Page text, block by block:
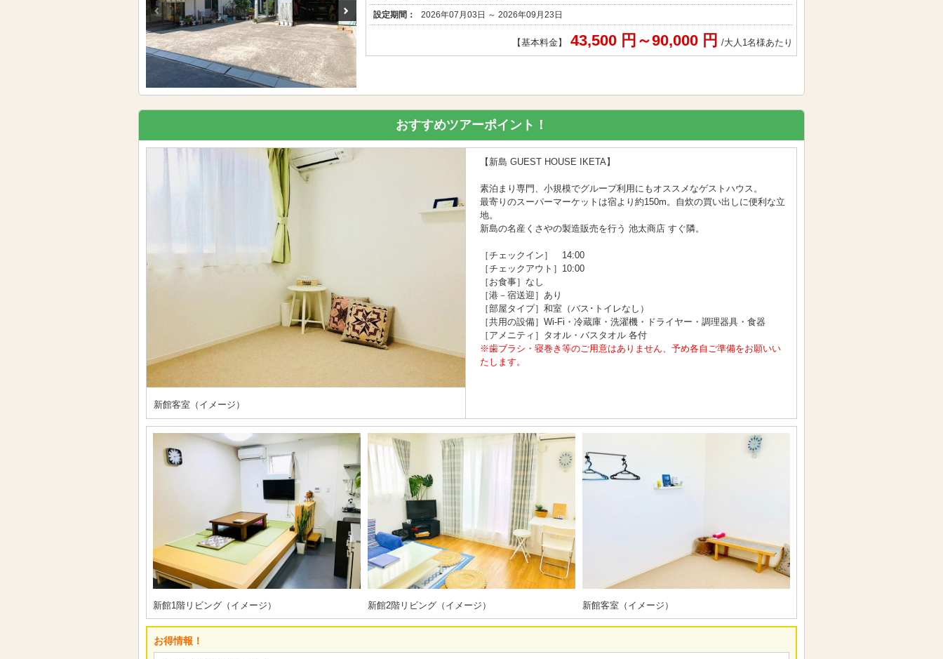
設定期間： 2026年07月03日 ～ 2026年09月23日
【基本料金】 43,500 円～90,000 円 /大人1名様あたり
おすすめツアーポイント！
新館客室（イメージ）
【新島 GUEST HOUSE IKETA】
素泊まり専門、小規模でグループ利用にもオススメなゲストハウス。
最寄りのスーパーマーケットは宿より約150m。自炊の買い出しに便利な立
地。
新島の名産くさやの製造販売を行う 池太商店 すぐ隣。
［チェックイン］ 14:00
［チェックアウト］10:00
［お食事］なし
［港－宿送迎］あり
［部屋タイプ］和室（バス･トイレなし）
［共用の設備］Wi-Fi・冷蔵庫・洗濯機・ドライヤー・調理器具・食器
［アメニティ］タオル・バスタオル 各付
※歯ブラシ・寝巻き等のご用意はありません、予め各自ご準備をお願いい
たします。
新館1階リビング（イメージ） 新館2階リビング（イメージ） 新館客室（イメージ）
お得情報！